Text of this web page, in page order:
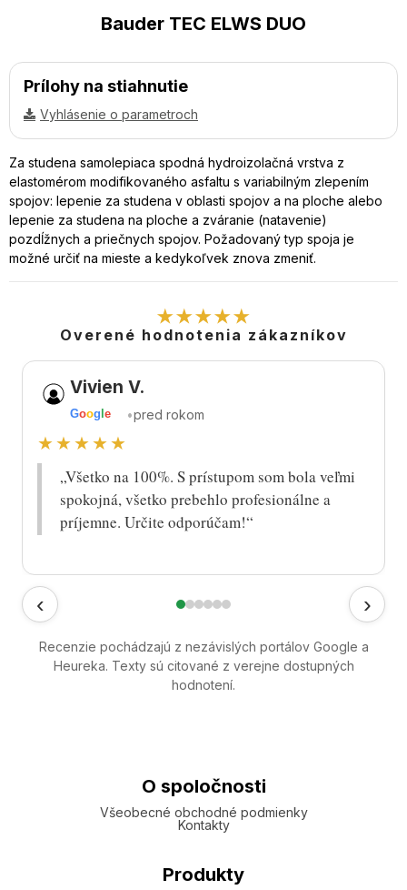
Bauder TEC ELWS DUO
Prílohy na stiahnutie
Vyhlásenie o parametroch
Za studena samolepiaca spodná hydroizolačná vrstva z
elastomérom modifikovaného asfaltu s variabilným zlepením
spojov: lepenie za studena v oblasti spojov a na ploche alebo
lepenie za studena na ploche a zváranie (natavenie)
pozdĺžnych a priečnych spojov. Požadovaný typ spoja je
možné určiť na mieste a kedykoľvek znova zmeniť.
★★★★★
Overené hodnotenia zákazníkov
‹
Vivien V.
Goog le •pred rokom
★★★★★
„Všetko na 100%. S prístupom som bola veľmi
spokojná, všetko prebehlo profesionálne a
príjemne. Určite odporúčam!“
›
Recenzie pochádzajú z nezávislých portálov Google a
Heureka. Texty sú citované z verejne dostupných
hodnotení.
O spoločnosti
Všeobecné obchodné podmienky
Kontakty
Produkty